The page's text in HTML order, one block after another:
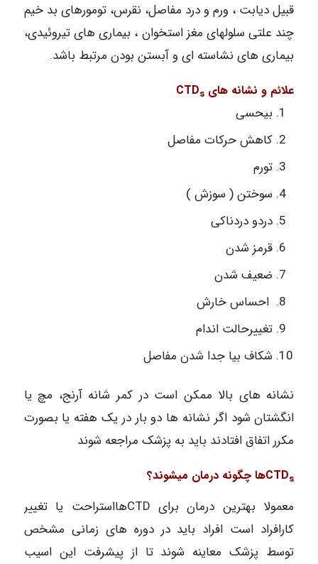
قبیل دیابت ، ورم و درد مفاصل، نقرس، تومورهای بد خیم
چند علتی سلولهای مغز استخوان ، بیماری های تیروئیدی،
بیماری های نشاسته ای و آبستن بودن مرتبط باشد.
علائم و نشانه های CTD s
بیحسی
کاهش حرکات مفاصل
تورم
سوختن ( سوزش )
دردو دردناکی
قرمز شدن
ضعیف شدن
احساس خارش
تغییرحالت اندام
شکاف بیا جدا شدن مفاصل
نشانه های بالا ممکن است در کمر شانه آرنج، مچ یا
انگشتان شود اگر نشانه ها دو بار در یک هفته یا بصورت
مکرر اتفاق افتادند باید به پزشک مراجعه شوند
CTDs ها چگونه درمان میشوند؟
معمولا بهترین درمان برای CTDهااستراحت یا تغییر
کارافراد است افراد باید در دوره های زمانی مشخص
توسط پزشک معاینه شوند تا از پیشرفت این اسیب